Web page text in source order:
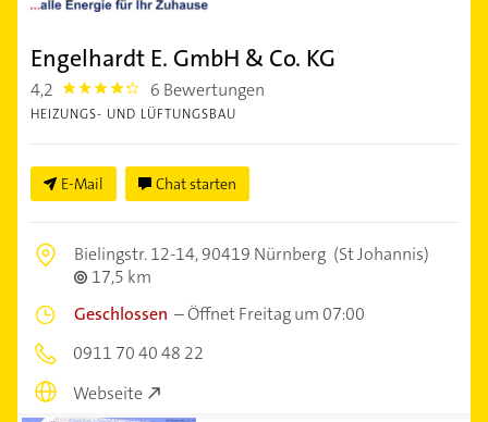
Engelhardt E. GmbH & Co. KG
4,2 4.2000003 6 Bewertungen
HEIZUNGS- UND LÜFTUNGSBAU
E-Mail Chat starten
Bielingstr. 12-14,90419 Nürnberg (St Johannis)
17,5 km
Geschlossen –Öffnet Freitag um 07:00
0911 70 40 48 22
Webseite